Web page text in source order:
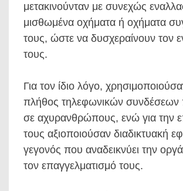
μετακινούνταν με συνεχώς
μισθωμένα οχήματα ή οχήματα
τους, ώστε να δυσχεραίνουν τον
τους.
Για τον ίδιο λόγο,
πλήθος τηλεφωνικών συνδέσεων
σε αχυρανθρώπους, ενώ για την
τους αξιοποιούσαν διαδικτυακή
γεγονός που αναδεικνύει την
τον επαγγελματισμό τους.